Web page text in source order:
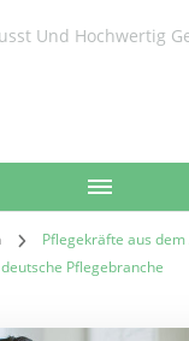
Und Hochwertig
Pflegekräfte aus dem
Pflegebranche